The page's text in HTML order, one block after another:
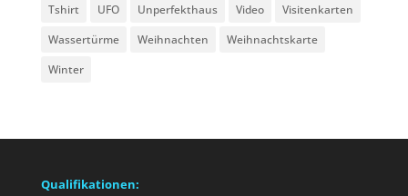
Tshirt
UFO Unperfekthaus Video
Visitenkarten
Wassertürme
Weihnachten
Weihnachtskarte
Winter
Qualifikationen: